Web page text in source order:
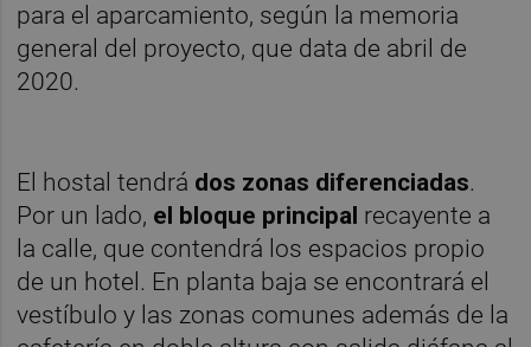
para el aparcamiento, según la memoria
general del proyecto, que data de abril de
2020.
El hostal tendrá dos zonas diferenciadas.
Por un lado, el bloque principal recayente a
la calle, que contendrá los espacios propio
de un hotel. En planta baja se encontrará el
vestíbulo y las zonas comunes además de la